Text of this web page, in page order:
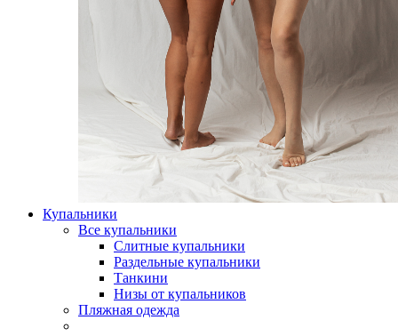
Купальники
Все купальники
Слитные купальники
Раздельные купальники
Танкини
Низы от купальников
Пляжная одежда